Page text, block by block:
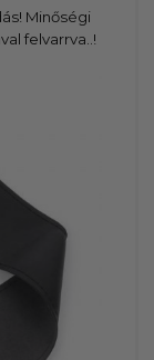
Minőségi
felvarrva..!